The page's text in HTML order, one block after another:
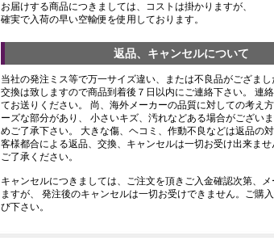
お届けする商品につきましては、コストは掛かりますが、
確実で入荷の早い空輸便を使用しております。
返品、キャンセルについて
当社の発注ミス等で万一サイズ違い、または不良品がござま
交換は致しますので商品到着後７日以内にご連絡下さい。 連
てお送りください。 尚、海外メーカーの品質に対しての考え
ーズな部分があり、 小さいキズ、汚れなどある場合がござい
めご了承下さい。 大きな傷、ヘコミ、作動不良などは返品の
客様都合による返品、交換、キャンセルは一切お受け出来ま
ご了承ください。
キャンセルにつきましては、ご注文を頂きご入金確認次第、メ
ますが、 発注後のキャンセルは一切お受けできません。ご購
び下さい。